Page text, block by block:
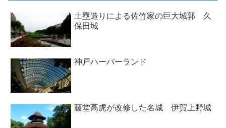
土塁造りによる佐竹家の巨大城郭 久
保田城
神戸ハーバーランド
藤堂高虎が改修した名城 伊賀上野城